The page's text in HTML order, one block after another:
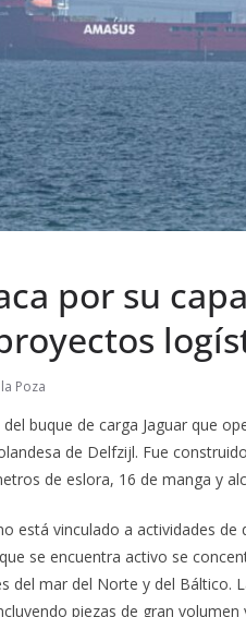
por su
Poza
buque de carga Jaguar que
de Delfzijl. Fue
de eslora, 16 de manga y
está vinculado a actividades
se encuentra activo se
del mar del Norte y del Báltico.
piezas de gran